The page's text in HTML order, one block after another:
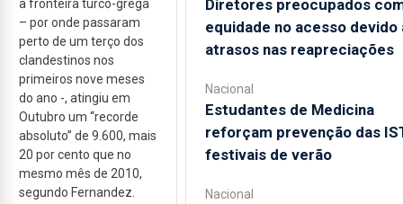
a fronteira turco-grega
– por onde passaram
perto de um terço dos
clandestinos nos
primeiros nove meses
do ano -, atingiu em
Outubro um “recorde
absoluto” de 9.600, mais
20 por cento que no
mesmo mês de 2010,
segundo Fernandez.
Diretores preocupados
equidade no acesso devido
atrasos nas reapreciações
Nacional
Estudantes de Medicina
reforçam prevenção das
festivais de verão
Nacional